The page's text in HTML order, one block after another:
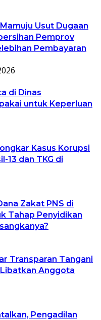
Usut Dugaan
Pemprov
Pembayaran
di Dinas
untuk Keperluan
Kasus Korupsi
13 dan TKG di
Zakat PNS di
Tahap Penyidikan
Transparan Tangani
Anggota
Pengadilan